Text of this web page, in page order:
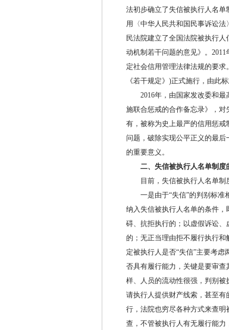
法初步确立了失信被执行人名
用〈中华人民共和国民事诉讼
民法院建立了全国法院被执行
动机制若干问题的意见》。
定社会信用管理法律法规的要
《若干规定》)正式施行，由此
2016年，由国家发改委和最
施联合惩戒的合作备忘录》，
有，被称为史上最严的信用惩
问题，破除实现公平正义的最
的重要意义。
二、失信被执行人名单制度
目前，失信被执行人名单制
一是由于“失信”的判别标准相
纳入失信被执行人名单的条件
碍、抗拒执行的；以虚假诉讼
的；无正当理由拒不履行执行和
定被执行人是否“失信”主要考
否具有履行能力，关键是要审
样、人员的流动性很强，判别
请执行人提供财产线索，甚至有
行，法院也穷尽各种方式来查
查，不管被执行人有无履行能